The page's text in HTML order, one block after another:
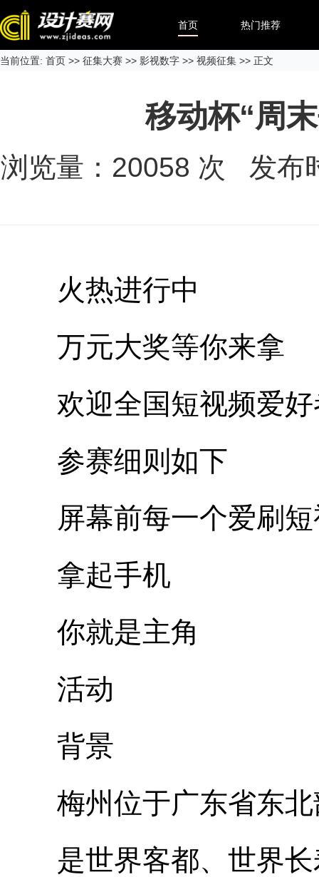
首页 热门推荐
当前位置: 首页 >> 征集大赛 >> 影视数字 >> 视频征集 >> 正文
移动杯“周
浏览量： 20058 次 发布
火热进行中
万元大奖等你来拿
欢迎全国短视频爱好
参赛细则如下
屏幕前每一个爱刷短
拿起手机
你就是主角
活动
背景
梅州位于广东省东北
是世界客都、世界长